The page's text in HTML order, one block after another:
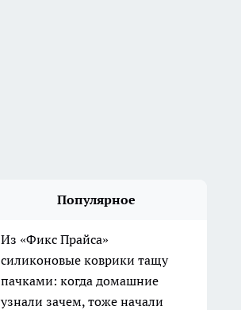
Популярное
Из «Фикс Прайса»
силиконовые коврики тащу
пачками: когда домашние
узнали зачем, тоже начали